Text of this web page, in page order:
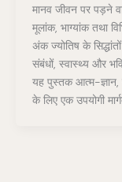
मानव जीवन पर पड़ने
मूलांक, भाग्यांक तथा
अंक ज्योतिष के
संबंधों, स्वास्थ्य और
यह पुस्तक आत्म-ज्ञान,
के लिए एक उपयोगी